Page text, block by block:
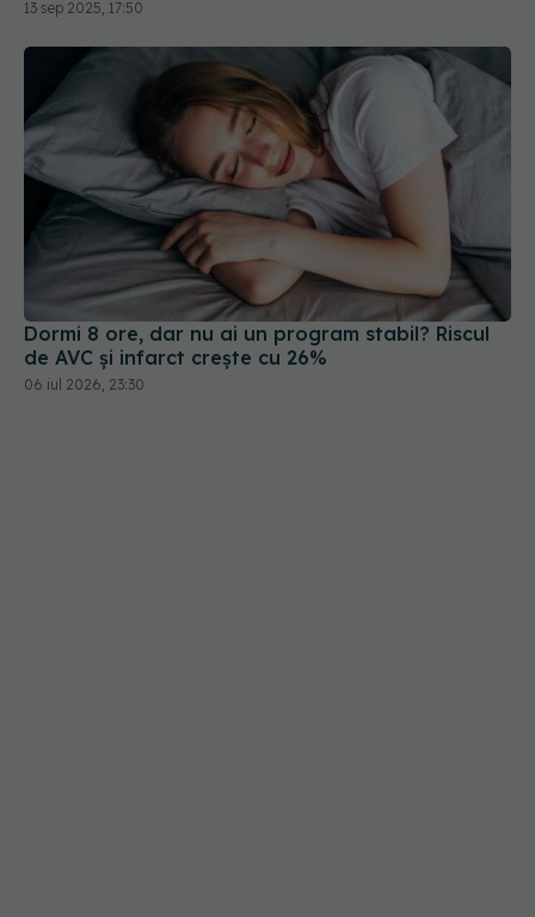
Dormi 8 ore, dar nu ai un program stabil? Riscul
de AVC și infarct crește cu 26%
06 iul 2026, 23:30